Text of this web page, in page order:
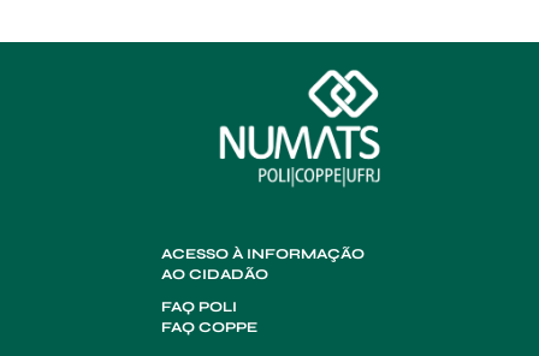
ACESSO À INFORMAÇÃO
AO CIDADÃO
FAQ POLI
FAQ COPPE